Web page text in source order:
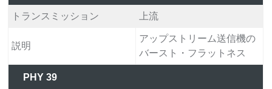
トランスミッション 上流
説明
アップストリーム送信機の
バースト・フラットネス
PHY 39